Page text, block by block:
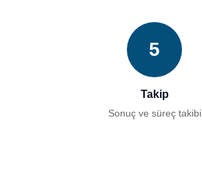
5
Takip
Sonuç ve süreç takibi